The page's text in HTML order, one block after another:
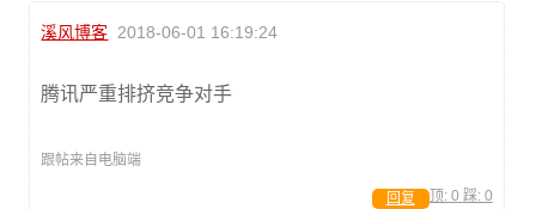
溪风博客 2018-06-01 16:19:24
腾讯严重排挤竞争对手
跟帖来自电脑端
顶: 0 踩: 0
回复